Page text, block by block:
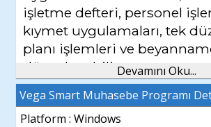
işletme defteri, personel
kıymet uygulamaları, tek
planı işlemleri ve
düzenlenebilir.
Vega Smart Muhasebe
Özellikleri Nelerdir?
Devamını Oku...
Vega Smart Muhasebe Programı
Platform : Windows